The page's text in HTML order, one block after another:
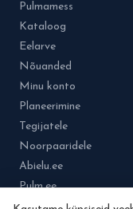
Pulmamess
Kataloog
Eelarve
Nõuanded
Minu konto
Planeerimine
Tegijatele
Noorpaaridele
Abielu.ee
Pulm.ee